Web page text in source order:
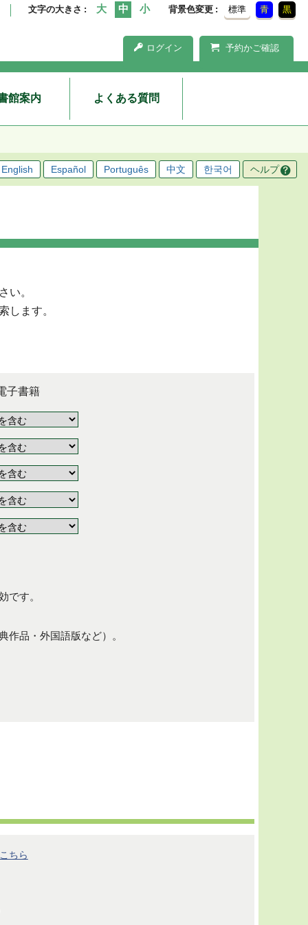
文字の大きさ 背景色変更 標準 青 黒
ログイン 予約かご確認
館案内 よくある質問
English Español Português 中文 한국어 ヘルプ
い。
します。
子書籍
です。
品・外国語版など）。
ちら